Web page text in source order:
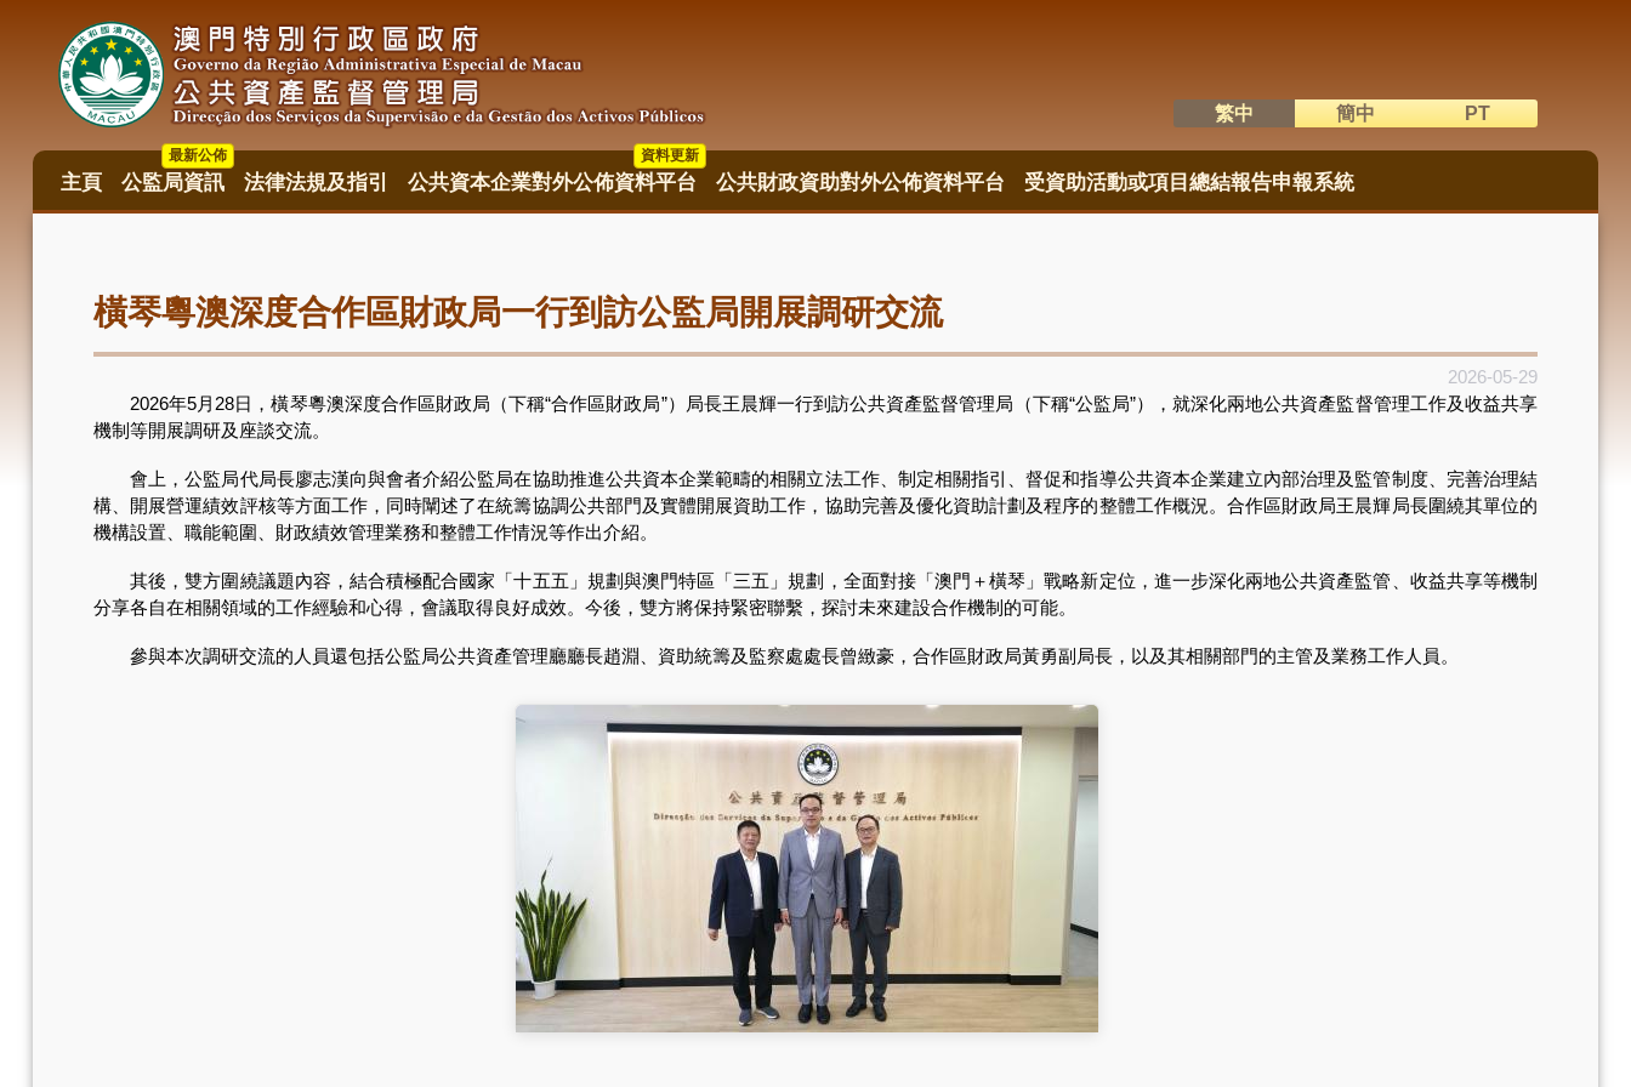
語系切換
繁中 簡中 PT
目
主頁 公監局資訊
最新公佈
法律法規及指引 公共資本企業對外公佈資料平台
資料更新
公共財政資助對外公佈資料平台 受資助活動或項目總結報告申報系統
橫琴粵澳深度合作區財政局一行到訪公監局開展調研交流
2026-05-29
2026年5月28日，橫琴粵澳深度合作區財政局（下稱“合作區財政局”）局長王晨輝一行到訪公共資產監督管理局（下稱“公監局”），就深化兩地公共資產監督管理工作及收益共享
機制等開展調研及座談交流。
會上，公監局代局長廖志漢向與會者介紹公監局在協助推進公共資本企業範疇的相關立法工作、制定相關指引、督促和指導公共資本企業建立內部治理及監管制度、完善治理結
構、開展營運績效評核等方面工作，同時闡述了在統籌協調公共部門及實體開展資助工作，協助完善及優化資助計劃及程序的整體工作概況。合作區財政局王晨輝局長圍繞其單位的
機構設置、職能範圍、財政績效管理業務和整體工作情況等作出介紹。
其後，雙方圍繞議題內容，結合積極配合國家「十五五」規劃與澳門特區「三五」規劃，全面對接「澳門＋橫琴」戰略新定位，進一步深化兩地公共資產監管、收益共享等機制
分享各自在相關領域的工作經驗和心得，會議取得良好成效。今後，雙方將保持緊密聯繫，探討未來建設合作機制的可能。
參與本次調研交流的人員還包括公監局公共資產管理廳廳長趙淵、資助統籌及監察處處長曾緻豪，合作區財政局黃勇副局長，以及其相關部門的主管及業務工作人員。